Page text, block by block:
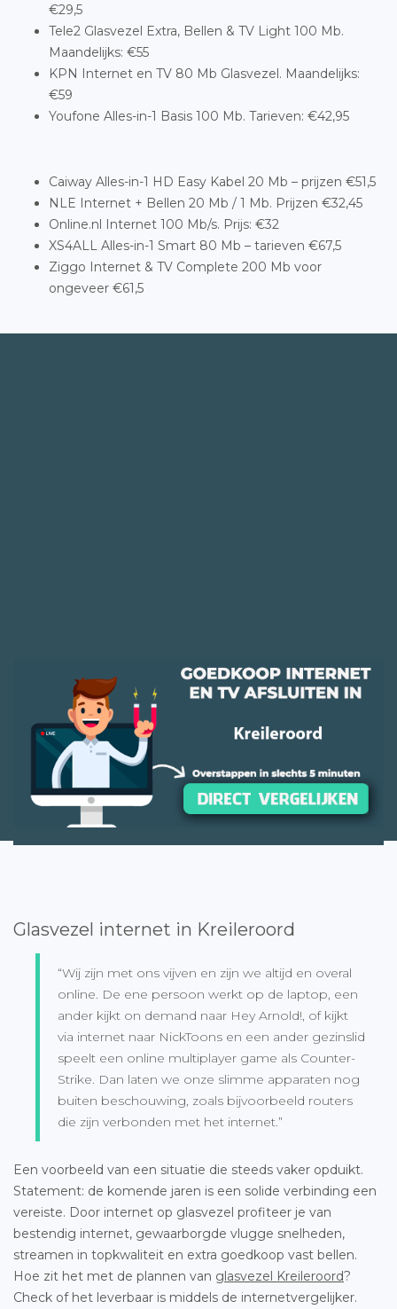
€29,5
Tele2 Glasvezel Extra, Bellen & TV Light 100 Mb.
Maandelijks: €55
KPN Internet en TV 80 Mb Glasvezel. Maandelijks:
€59
Youfone Alles-in-1 Basis 100 Mb. Tarieven: €42,95
Caiway Alles-in-1 HD Easy Kabel 20 Mb – prijzen €51,5
NLE Internet + Bellen 20 Mb / 1 Mb. Prijzen €32,45
Online.nl Internet 100 Mb/s. Prijs: €32
XS4ALL Alles-in-1 Smart 80 Mb – tarieven €67,5
Ziggo Internet & TV Complete 200 Mb voor
ongeveer €61,5
Glasvezel internet in Kreileroord
“Wij zijn met ons vijven en zijn we altijd en overal
online. De ene persoon werkt op de laptop, een
ander kijkt on demand naar Hey Arnold!, of kijkt
via internet naar NickToons en een ander gezinslid
speelt een online multiplayer game als Counter-
Strike. Dan laten we onze slimme apparaten nog
buiten beschouwing, zoals bijvoorbeeld routers
die zijn verbonden met het internet.”
Een voorbeeld van een situatie die steeds vaker opduikt.
Statement: de komende jaren is een solide verbinding een
vereiste. Door internet op glasvezel profiteer je van
bestendig internet, gewaarborgde vlugge snelheden,
streamen in topkwaliteit en extra goedkoop vast bellen.
Hoe zit het met de plannen van glasvezel Kreileroord?
Check of het leverbaar is middels de internetvergelijker.